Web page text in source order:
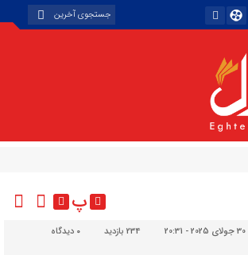
پ
30 جولای 2025 - 20:31 234 بازدید دیدگاه